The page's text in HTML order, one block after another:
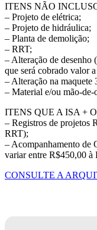
ITENS NÃO
– Projeto de elétrica;
– Projeto de hidráulica;
– Planta de demolição;
– RRT;
– Alteração de desenho
que será cobrado valor
– Alteração na maquete
– Material e/ou mão-de-
ITENS QUE A ISA +
– Registros de projetos
RRT);
– Acompanhamento de
variar entre R$450,00 à
CONSULTE A